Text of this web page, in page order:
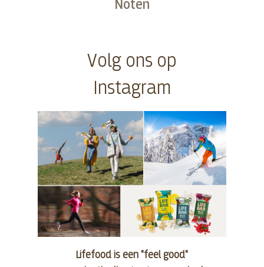
Noten
Volg ons op
Instagram
Lifefood is een "feel good"